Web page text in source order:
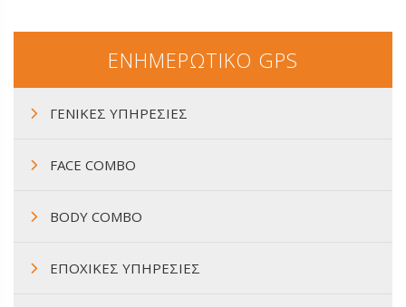
ΕΝΗΜΕΡΩΤΙΚΟ GPS
ΓΕΝΙΚΕΣ ΥΠΗΡΕΣΙΕΣ
FACE COMBO
BODY COMBO
ΕΠΟΧΙΚΕΣ ΥΠΗΡΕΣΙΕΣ